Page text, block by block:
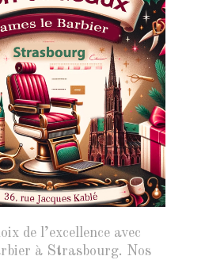
de l’excellence avec
à Strasbourg. Nos